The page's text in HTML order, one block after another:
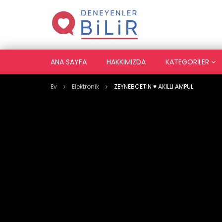
ANA SAYFA HAKKIMIZDA KATEGORILER
Ev Elektronik ZEYNEBCETİN ♥️ AKILLI AMPUL